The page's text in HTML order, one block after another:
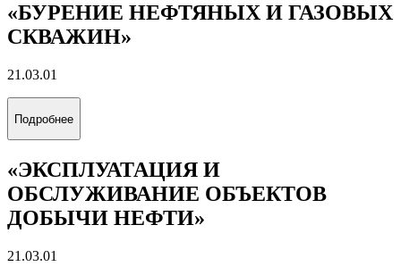
«БУРЕНИЕ НЕФТЯНЫХ И ГАЗОВЫХ
СКВАЖИН»
21.03.01
Подробнее
«ЭКСПЛУАТАЦИЯ И
ОБСЛУЖИВАНИЕ ОБЪЕКТОВ
ДОБЫЧИ НЕФТИ»
21.03.01